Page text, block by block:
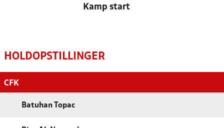
Kamp start
HOLDOPSTILLINGER
CFK
Batuhan Topac